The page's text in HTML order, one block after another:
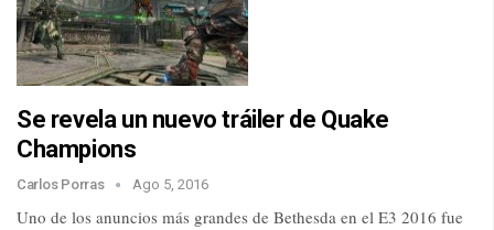
Se revela un nuevo tráiler de Quake
Champions
Carlos Porras Ago 5, 2016
Uno de los anuncios más grandes de Bethesda en el E3 2016 fue